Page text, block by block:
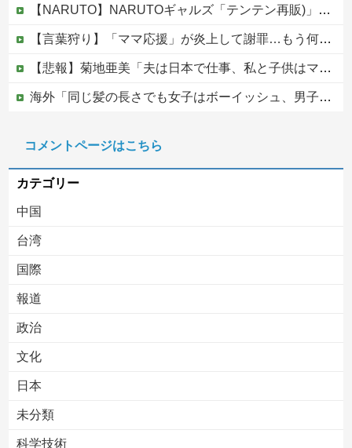
【NARUTO】NARUTOギャルズ「テンテン再販)」フィギュア【明日予約開始】
【言葉狩り】「ママ応援」が炎上して謝罪…もう何も言えない
【悲報】菊地亜美「夫は日本で仕事、私と子供はマレーシア、夫は毎月会いに来る」←これどう思う？
海外「同じ髪の長さでも女子はボーイッシュ、男子は女っぽい扱いになる」呼び名が逆転する境界線あるある…？
【移民政策反対】イオンの売り場で唐揚げを食う中国人の子供
コメントページはこちら
カテゴリー
中国
台湾
国際
報道
政治
文化
日本
未分類
科学技術